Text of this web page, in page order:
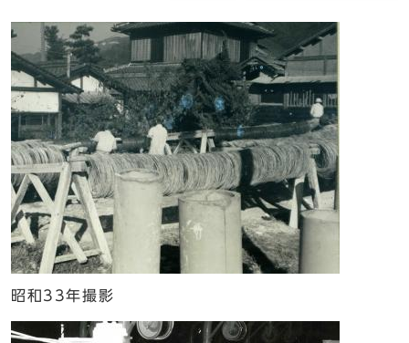
昭和33年撮影